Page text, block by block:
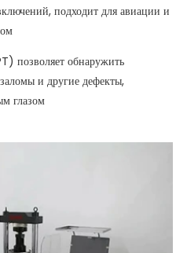
подходит для авиации и
позволяет обнаружить
и другие дефекты,
глазом